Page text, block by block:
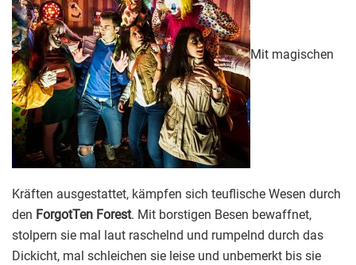
Mit magischen
Kräften ausgestattet, kämpfen sich teuflische Wesen durch
den ForgotTen Forest. Mit borstigen Besen bewaffnet,
stolpern sie mal laut raschelnd und rumpelnd durch das
Dickicht, mal schleichen sie leise und unbemerkt bis sie